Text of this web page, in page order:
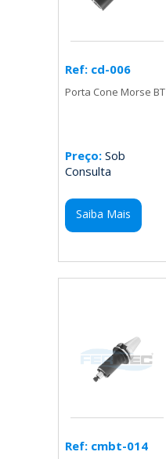
Ref: cd-006
Porta Cone Morse BT
Preço: Sob
Consulta
Saiba Mais
Ref: cmbt-014